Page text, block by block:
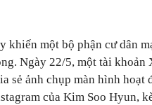
khiến một bộ phận cư dân
Ngày 22/5, một tài khoản
sẻ ảnh chụp màn hình hoạt
của Kim Soo Hyun,